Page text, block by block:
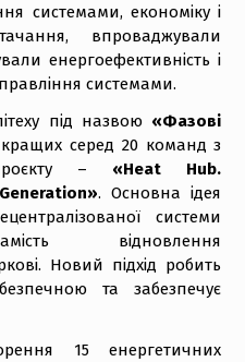
системами, економіку і
впроваджували
енергоефективність і
системами.
під назвою «Фазові
кращих серед 20 команд з
– «Heat Hub.
. Основна ідея
системи
відновлення
Новий підхід робить
та забезпечує
15 енергетичних